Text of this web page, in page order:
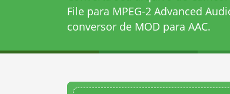
File para MPEG-2 Advanced
conversor de MOD para AAC.